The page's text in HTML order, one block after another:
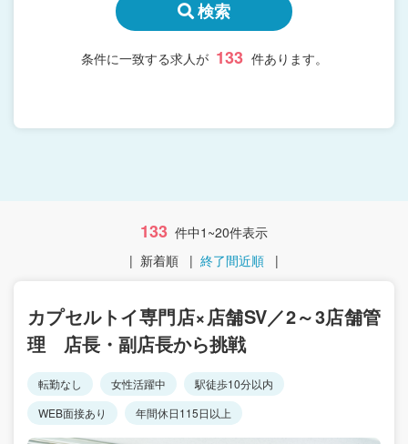
検索
条件に一致する求人が 133 件あります。
133 件中1~20件表示
| 新着順 | 終了間近順 |
カプセルトイ専門店×店舗SV／2～3店舗管
理 店長・副店長から挑戦
転勤なし 女性活躍中
駅徒歩10分以内
WEB面接あり
年間休日115日以上